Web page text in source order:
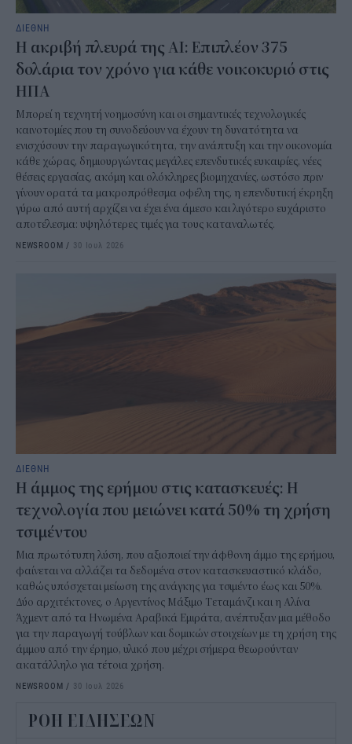
ΔΙΕΘΝΗ
Η ακριβή πλευρά της AI: Επιπλέον 375
δολάρια τον χρόνο για κάθε νοικοκυριό στις
ΗΠΑ
Μπορεί η τεχνητή νοημοσύνη και οι σημαντικές τεχνολογικές
καινοτομίες που τη συνοδεύουν να έχουν τη δυνατότητα να
ενισχύσουν την παραγωγικότητα, την ανάπτυξη και την οικονομία
κάθε χώρας, δημιουργώντας μεγάλες επενδυτικές ευκαιρίες, νέες
θέσεις εργασίας, ακόμη και ολόκληρες βιομηχανίες, ωστόσο πριν
γίνουν ορατά τα μακροπρόθεσμα οφέλη της, η επενδυτική έκρηξη
γύρω από αυτή αρχίζει να έχει ένα άμεσο και λιγότερο ευχάριστο
αποτέλεσμα: υψηλότερες τιμές για τους καταναλωτές.
NEWSROOM / 30 Ιουλ 2026
ΔΙΕΘΝΗ
Η άμμος της ερήμου στις κατασκευές: Η
τεχνολογία που μειώνει κατά 50% τη χρήση
τσιμέντου
Μια πρωτότυπη λύση, που αξιοποιεί την άφθονη άμμο της ερήμου,
φαίνεται να αλλάζει τα δεδομένα στον κατασκευαστικό κλάδο,
καθώς υπόσχεται μείωση της ανάγκης για τσιμέντο έως και 50%.
Δύο αρχιτέκτονες, ο Αργεντίνος Μάξιμο Τεταμάνζι και η Αλίνα
Άχμεντ από τα Ηνωμένα Αραβικά Εμιράτα, ανέπτυξαν μια μέθοδο
για την παραγωγή τούβλων και δομικών στοιχείων με τη χρήση της
άμμου από την έρημο, υλικό που μέχρι σήμερα θεωρούνταν
ακατάλληλο για τέτοια χρήση.
NEWSROOM / 30 Ιουλ 2026
ΡΟΗ ΕΙΔΗΣΕΩΝ